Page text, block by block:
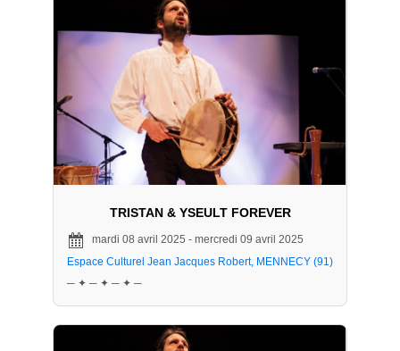
TRISTAN & YSEULT FOREVER
mardi 08 avril 2025 - mercredi 09 avril 2025
Espace Culturel Jean Jacques Robert, MENNECY (91)
─ ✦ ─ ✦ ─ ✦ ─